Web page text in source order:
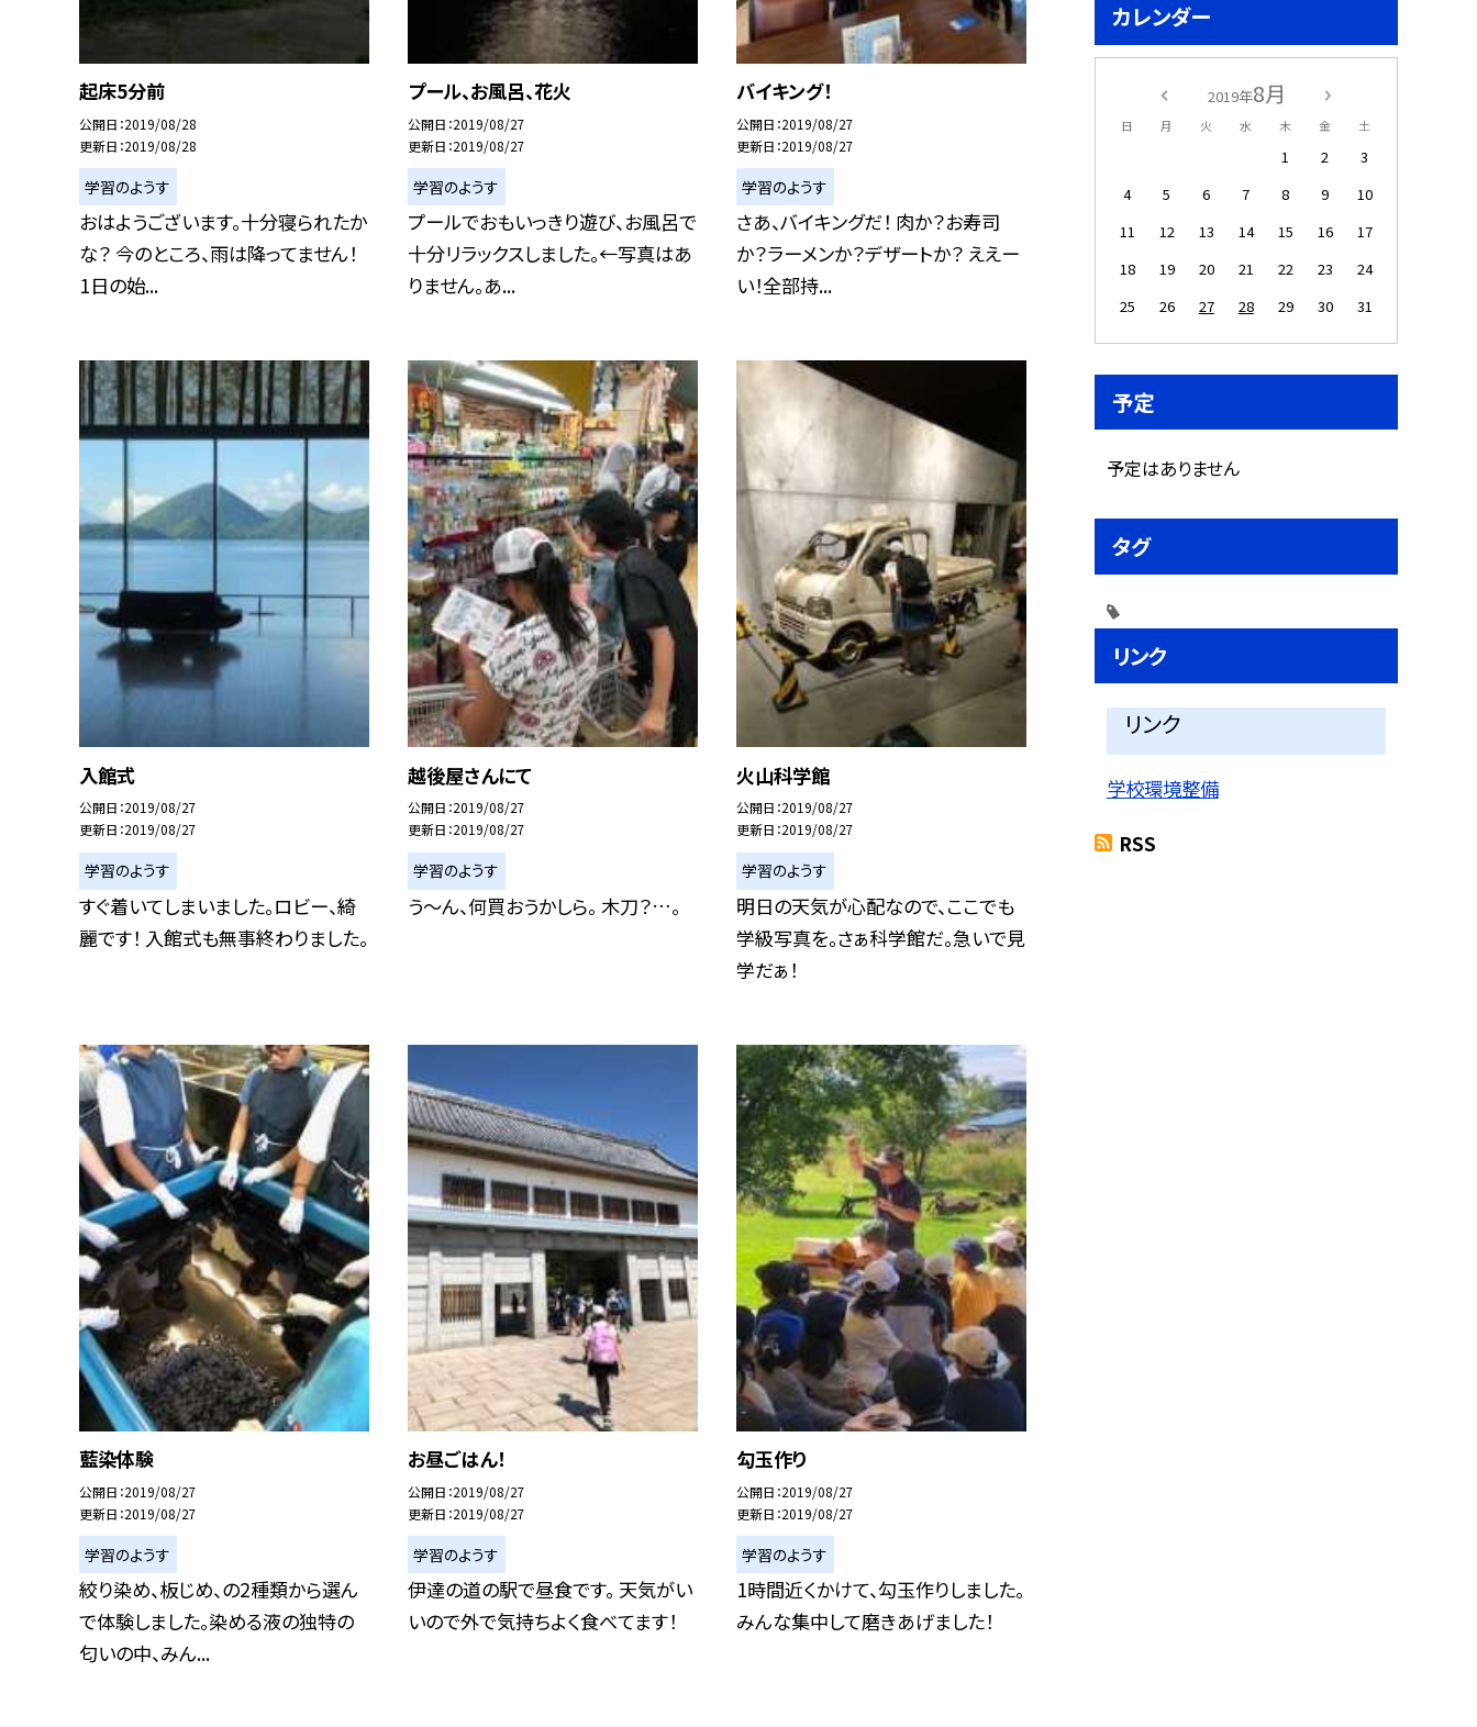
起床5分前
公開日 2019/08/28
更新日 2019/08/28
学習のようす
おはようございます。十分寝られたか
な？ 今のところ、雨は降ってません！
1日の始...
プール、お風呂、花火
公開日 2019/08/27
更新日 2019/08/27
学習のようす
プールでおもいっきり遊び、お風呂で
十分リラックスしました。←写真はあ
りません。あ...
バイキング！
公開日 2019/08/27
更新日 2019/08/27
学習のようす
さあ、バイキングだ！ 肉か？お寿司
か？ラーメンか？デザートか？ ええー
い！全部持...
入館式
公開日 2019/08/27
更新日 2019/08/27
学習のようす
すぐ着いてしまいました。ロビー、綺
麗です！ 入館式も無事終わりました。
越後屋さんにて
公開日 2019/08/27
更新日 2019/08/27
学習のようす
う〜ん、何買おうかしら。 木刀？…。
火山科学館
公開日 2019/08/27
更新日 2019/08/27
学習のようす
明日の天気が心配なので、ここでも
学級写真を。さぁ科学館だ。急いで見
学だぁ！
藍染体験
公開日 2019/08/27
更新日 2019/08/27
学習のようす
絞り染め、板じめ、の2種類から選ん
で体験しました。染める液の独特の
匂いの中、みん...
お昼ごはん！
公開日 2019/08/27
更新日 2019/08/27
学習のようす
伊達の道の駅で昼食です。 天気がい
いので外で気持ちよく食べてます！
勾玉作り
公開日 2019/08/27
更新日 2019/08/27
学習のようす
1時間近くかけて、勾玉作りしました。
みんな集中して磨きあげました！
カレンダー
2019年8月
日 月 火 水 木 金 土
1 2
3
4
5 6 7 8 9
10
11
12 13 14 15 16
17
18
19 20 21 22 23
24
25
26 27 28 29 30 31
予定
予定はありません
タグ
リンク
リンク
学校環境整備
RSS